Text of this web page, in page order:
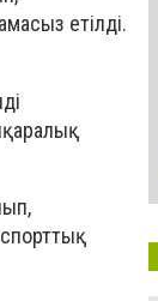
етілді.
спорттық